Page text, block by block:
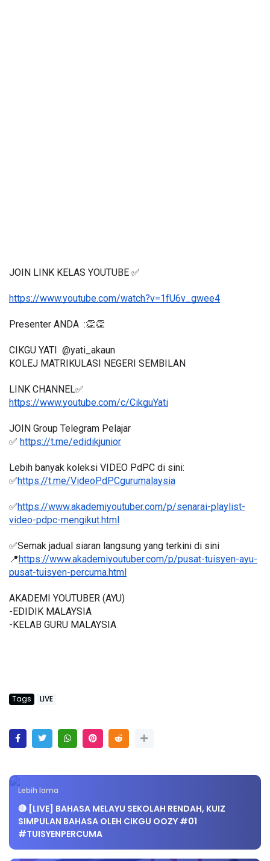
JOIN LINK KELAS YOUTUBE ✅
https://www.youtube.com/watch?v=1fU6v_gwee4
Presenter ANDA  :👏👏
CIKGU YATI  @yati_akaun
KOLEJ MATRIKULASI NEGERI SEMBILAN
LINK CHANNEL✅
https://www.youtube.com/c/CikguYati
JOIN Group Telegram Pelajar
✅ https://t.me/edidikjunior
Lebih banyak koleksi VIDEO PdPC di sini:
✅https://t.me/VideoPdPCgurumalaysia
✅https://www.akademiyoutuber.com/p/senarai-playlist-
video-pdpc-mengikut.html
✅Semak jadual siaran langsung yang terkini di sini
📍https://www.akademiyoutuber.com/p/pusat-tuisyen-ayu-
pusat-tuisyen-percuma.html
AKADEMI YOUTUBER (AYU)
-EDIDIK MALAYSIA
-KELAB GURU MALAYSIA
Tags LIVE
Lebih lama
🔴 [LIVE] BAHASA MELAYU SEKOLAH RENDAH, KUIZ
SIMPULAN BAHASA OLEH CIKGU OOZY #01
#TUISYENPERCUMA